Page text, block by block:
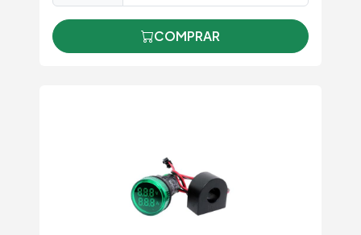
COMPRAR